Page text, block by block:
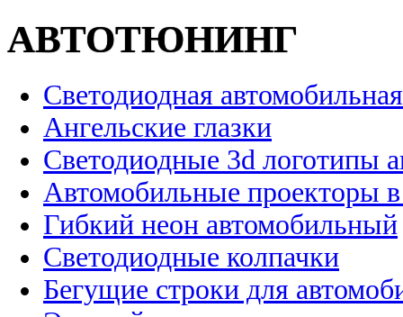
АВТОТЮНИНГ
Светодиодная
Ангельские глазки
Светодиодные 3d логотипы
Автомобильные проекторы
Гибкий неон автомобильный
Светодиодные колпачки
Бегущие строки для